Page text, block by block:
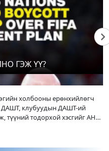
буюу засуулахад
болно гэж үү?
Оргилыг ялж,
авч өгнө
ГЭЖ ҮҮ?
холбооны ерөнхийлөгч
клубуудын ДАШТ-ий
түүний тодорхой хэсгийг АНУ-